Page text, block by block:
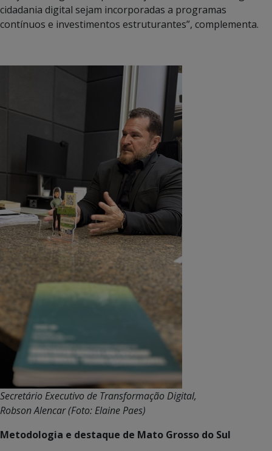
cidadania digital sejam incorporadas a programas
contínuos e investimentos estruturantes”, complementa.
Secretário Executivo de Transformação Digital,
Robson Alencar (Foto: Elaine Paes)
Metodologia e destaque de Mato Grosso do Sul